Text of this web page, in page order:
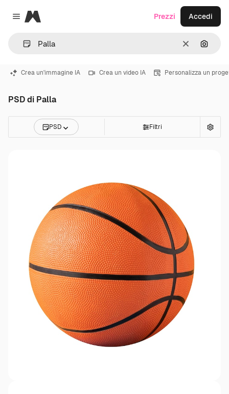
Close menu
Magnific
CancellaCerca
Prezzi Accedi
Crea un'immagine IA Crea un video IA Personalizza un
PSD di Palla
PSD Filtri